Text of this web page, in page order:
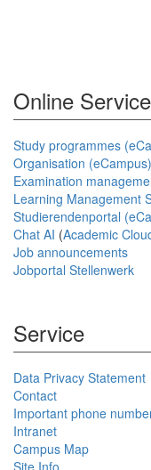
Online
Study programmes
Organisation (eCampus)
Examination
Learning Management
Studierendenportal
Chat AI (Academic
Job announcements
Jobportal Stellenwerk
Service
Data Privacy Statement
Contact
Important phone
Intranet
Campus Map
Site Info